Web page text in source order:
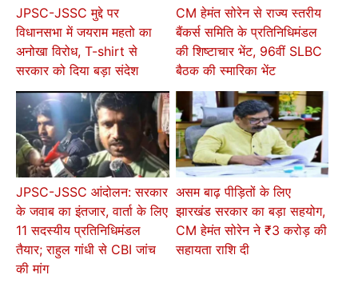
JPSC-JSSC मुद्दे पर
विधानसभा में जयराम महतो का
अनोखा विरोध, T-shirt से
सरकार को दिया बड़ा संदेश
CM हेमंत सोरेन से राज्य स्तरीय
बैंकर्स समिति के प्रतिनिधिमंडल
की शिष्टाचार भेंट, 96वीं SLBC
बैठक की स्मारिका भेंट
JPSC-JSSC आंदोलन: सरकार
के जवाब का इंतजार, वार्ता के लिए
11 सदस्यीय प्रतिनिधिमंडल
तैयार; राहुल गांधी से CBI जांच
की मांग
असम बाढ़ पीड़ितों के लिए
झारखंड सरकार का बड़ा सहयोग,
CM हेमंत सोरेन ने ₹3 करोड़ की
सहायता राशि दी